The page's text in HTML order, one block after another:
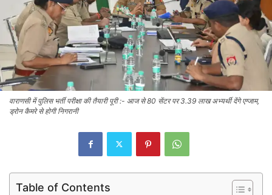
वाराणसी में पुलिस भर्ती परीक्षा की तैयारी पूरी :- आज से 80 सेंटर पर 3.39 लाख अभ्यर्थी देंगे एग्जाम,
ड्रोन कैमरे से होगी निगरानी
Table of Contents